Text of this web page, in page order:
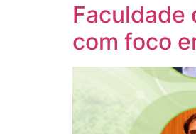
Faculdade
com foco